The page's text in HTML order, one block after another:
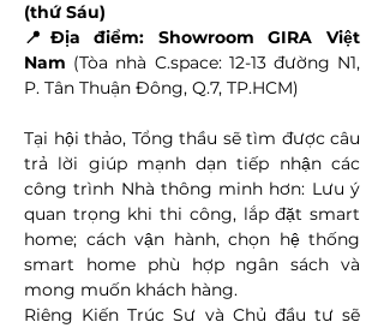
(thứ Sáu)
📍Địa điểm: Showroom GIRA Việt
Nam (Tòa nhà C.space: 12-13 đường N1,
P. Tân Thuận Đông, Q.7, TP.HCM)
Tại hội thảo, Tổng thầu sẽ tìm được câu
trả lời giúp mạnh dạn tiếp nhận các
công trình Nhà thông minh hơn: Lưu ý
quan trọng khi thi công, lắp đặt smart
home; cách vận hành, chọn hệ thống
smart home phù hợp ngân sách và
mong muốn khách hàng.
Riêng Kiến Trúc Sư và Chủ đầu tư sẽ